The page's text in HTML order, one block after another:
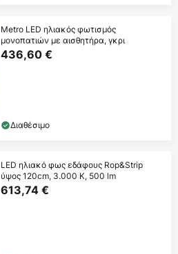
Metro LED ηλιακός φωτισμός
μονοπατιών με αισθητήρα, γκρι
436,60 €
Διαθέσιμο
LED ηλιακό φως εδάφους Rop&Strip
ύψος 120cm, 3.000 K, 500 lm
613,74 €